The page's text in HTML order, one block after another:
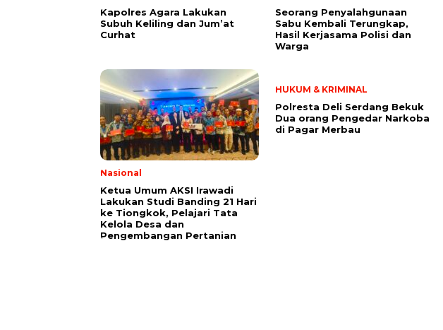
Kapolres Agara Lakukan
Subuh Keliling dan Jum’at
Curhat
Seorang Penyalahgunaan
Sabu Kembali Terungkap,
Hasil Kerjasama Polisi dan
Warga
Nasional
Ketua Umum AKSI Irawadi
Lakukan Studi Banding 21 Hari
ke Tiongkok, Pelajari Tata
Kelola Desa dan
Pengembangan Pertanian
HUKUM & KRIMINAL
Polresta Deli Serdang Bekuk
Dua orang Pengedar Narkoba
di Pagar Merbau